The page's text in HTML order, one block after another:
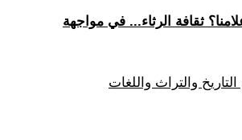
ثقافة الرثاء... في مواجهة
والتراث واللغات